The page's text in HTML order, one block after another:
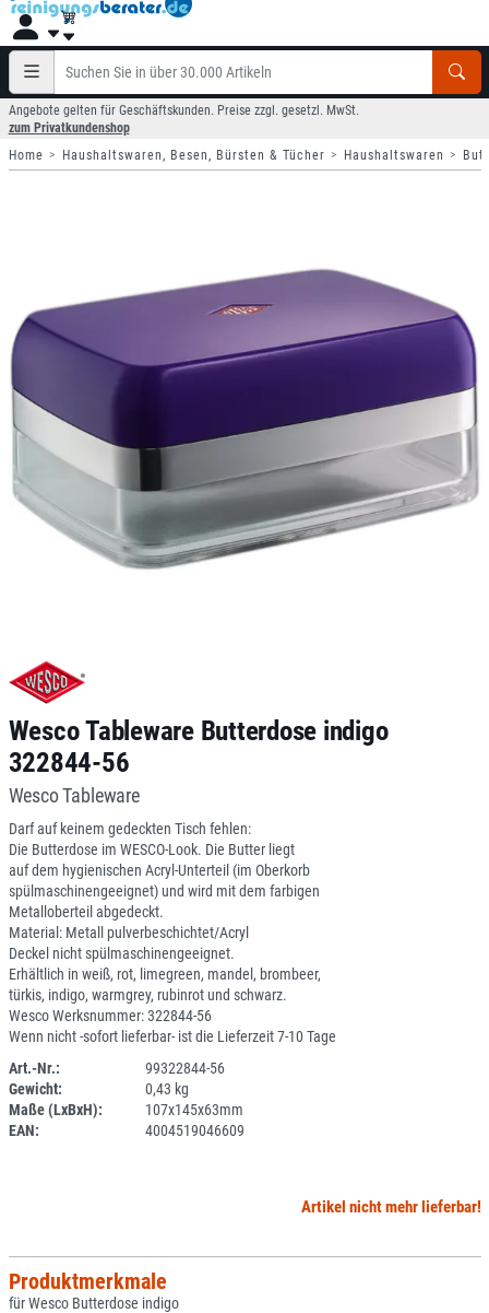
Angebote gelten für Geschäftskunden. Preise zzgl. gesetzl. MwSt.
zum Privatkundenshop
Home
Haushaltswaren, Besen, Bürsten & Tücher Haushaltswaren
Wesco Tableware Butterdose indigo
322844-56
Wesco Tableware
Darf auf keinem gedeckten Tisch fehlen:
Die Butterdose im WESCO-Look. Die Butter liegt
auf dem hygienischen Acryl-Unterteil (im Oberkorb
spülmaschinengeeignet) und wird mit dem farbigen
Metalloberteil abgedeckt.
Material: Metall pulverbeschichtet/Acryl
Deckel nicht spülmaschinengeeignet.
Erhältlich in weiß, rot, limegreen, mandel, brombeer,
türkis, indigo, warmgrey, rubinrot und schwarz.
Wesco Werksnummer: 322844-56
Wenn nicht -sofort lieferbar- ist die Lieferzeit 7-10 Tage
Art.-Nr.:
99322844-56
Gewicht:
0,43 kg
Maße (LxBxH):
107x145x63mm
EAN:
4004519046609
Artikel nicht mehr lieferbar!
Produktmerkmale
für Wesco Butterdose indigo